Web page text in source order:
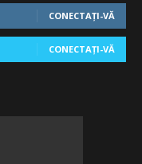
CONECTAȚI-VĂ
CONECTAȚI-VĂ